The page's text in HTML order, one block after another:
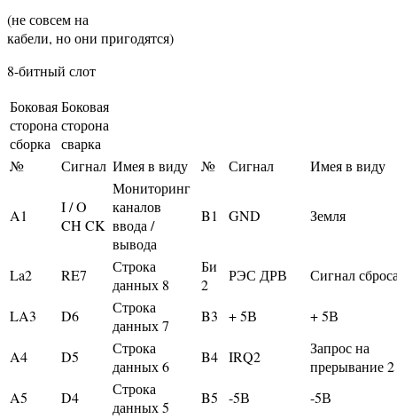
(не совсем на
кабели, но они пригодятся)
8-битный слот
Боковая
сторона
сборка
Боковая
сторона
сварка
№
Сигнал Имея в виду № Сигнал Имея в виду
A1
I / O
CH CK
Мониторинг
каналов
ввода /
вывода
B1 GND Земля
La2 RE7
Строка
данных 8
Би
2
РЭС ДРВ Сигнал
LA3 D6
Строка
данных 7
B3 + 5В + 5В
A4 D5
Строка
данных 6
B4 IRQ2
Запрос на
прерывание 2
A5
D4
Строка
данных 5
B5 -5В -5В